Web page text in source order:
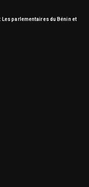
parlementaires du Bénin et